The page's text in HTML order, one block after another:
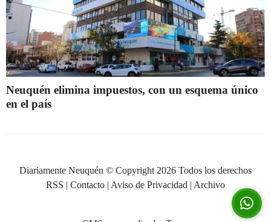
Neuquén elimina impuestos, con un esquema único
en el país
Diariamente Neuquén © Copyright 2026 Todos los derechos
RSS | Contacto | Aviso de Privacidad | Archivo